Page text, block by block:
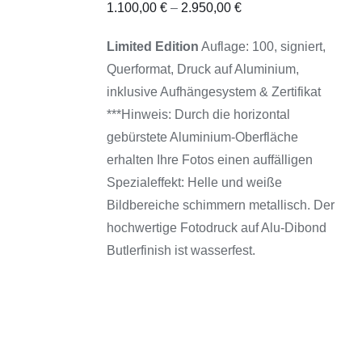
PRODUKT
MEHRERE
PRODUKTSEITE
GEWÄHLT
1.100,00€ – 2.950,00€
Limited Edition Auflage: 100, signiert,
Querformat, Druck auf Aluminium,
inklusive Aufhängesystem & Zertifikat
***Hinweis: Durch die horizontal
gebürstete Aluminium-Oberfläche
erhalten Ihre Fotos einen auffälligen
Spezialeffekt: Helle und weiße
Bildbereiche schimmern metallisch. Der
hochwertige Fotodruck auf Alu-Dibond
Butlerfinish ist wasserfest.